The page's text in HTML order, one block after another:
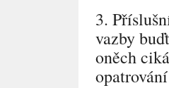
3.
vazby
oněch